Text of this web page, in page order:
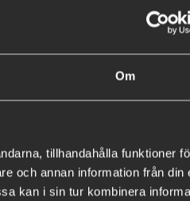
Om
tillhandahålla funktioner
och annan information från din
kan i sin tur kombinera
This purchase will pay 178
What is this?
(€9.98)
INFORMATION